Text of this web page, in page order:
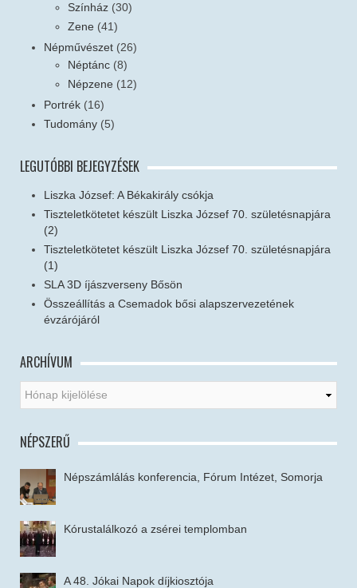
Színház (30)
Zene (41)
Népművészet (26)
Néptánc (8)
Népzene (12)
Portrék (16)
Tudomány (5)
LEGUTÓBBI BEJEGYZÉSEK
Liszka József: A Békakirály csókja
Tiszteletkötetet készült Liszka József 70. születésnapjára
(2)
Tiszteletkötetet készült Liszka József 70. születésnapjára
(1)
SLA 3D íjászverseny Bősön
Összeállítás a Csemadok bősi alapszervezetének
évzárójáról
ARCHÍVUM
NÉPSZERŰ
Népszámlálás konferencia, Fórum Intézet, Somorja
Kórustalálkozó a zsérei templomban
A 48. Jókai Napok díjkiosztója